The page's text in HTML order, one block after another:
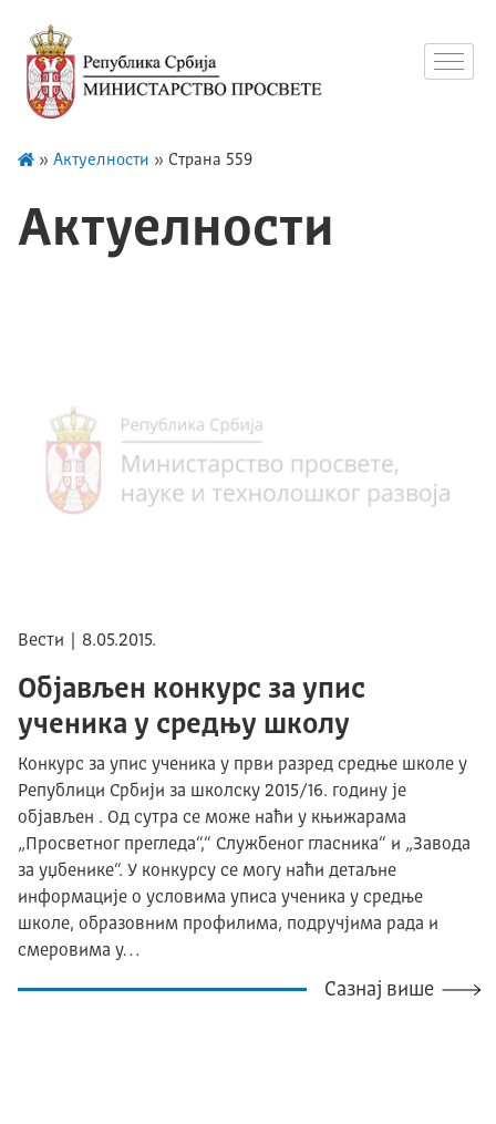
» Актуелности » Страна 559
Актуелности
Вести | 8.05.2015.
Објављен конкурс за упис
ученика у средњу школу
Конкурс за упис ученика у први разред средње школе у
Републици Србији за школску 2015/16. годину је
објављен . Од сутра се може наћи у књижарама
„Просветног прегледа“,“ Службеног гласника“ и „Завода
за уџбенике“. У конкурсу се могу наћи детаљне
информације о условима уписа ученика у средње
школе, образовним профилима, подручјима рада и
смеровима у…
Сазнај више